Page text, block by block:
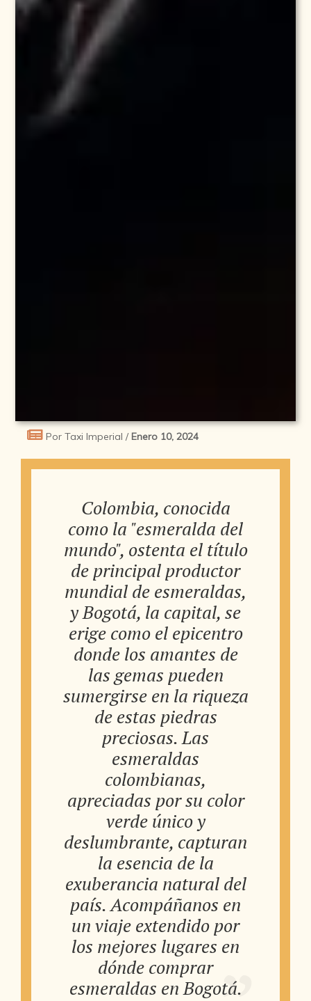
Por Taxi Imperial / Enero 10, 2024
Colombia, conocida
como la "esmeralda del
mundo", ostenta el título
de principal productor
mundial de esmeraldas,
y Bogotá, la capital, se
erige como el epicentro
donde los amantes de
las gemas pueden
sumergirse en la riqueza
de estas piedras
preciosas. Las
esmeraldas
colombianas,
apreciadas por su color
verde único y
deslumbrante, capturan
la esencia de la
exuberancia natural del
país. Acompáñanos en
un viaje extendido por
los mejores lugares en
dónde comprar
esmeraldas en Bogotá.